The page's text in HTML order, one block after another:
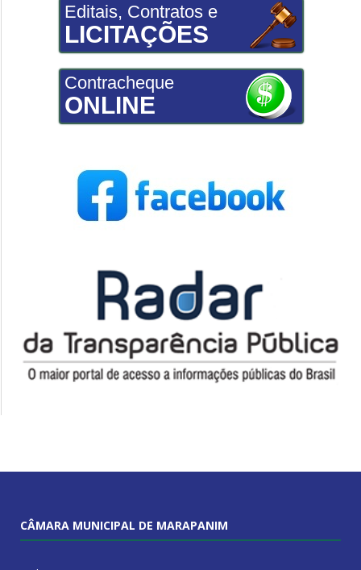
Editais, Contratos e
LICITAÇÕES
Contracheque
ONLINE
CÂMARA MUNICIPAL DE MARAPANIM